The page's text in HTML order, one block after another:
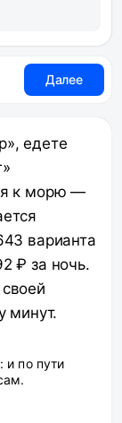
Далее
едете
к морю —
варианта
₽ за ночь.
минут.
и по пути